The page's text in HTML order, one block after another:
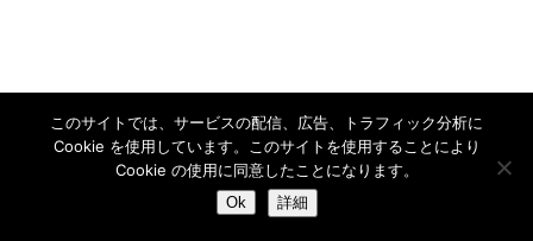
このサイトでは、サービスの配信、広告、トラフィック分析に
Cookie を使用しています。このサイトを使用することにより
Cookie の使用に同意したことになります。
Ok 詳細